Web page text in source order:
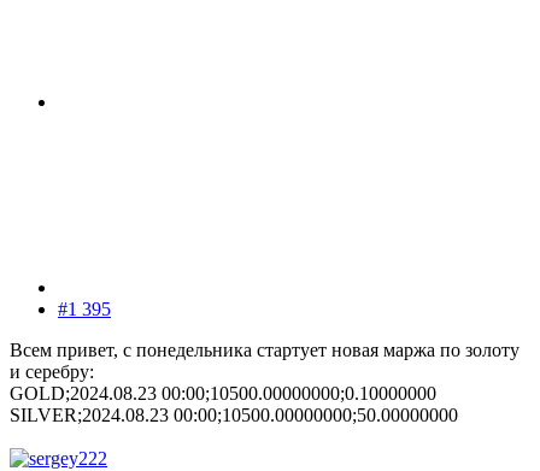
#1 395
Всем привет, с понедельника стартует новая маржа по золоту
и серебру:
GOLD;2024.08.23 00:00;10500.00000000;0.10000000
SILVER;2024.08.23 00:00;10500.00000000;50.00000000